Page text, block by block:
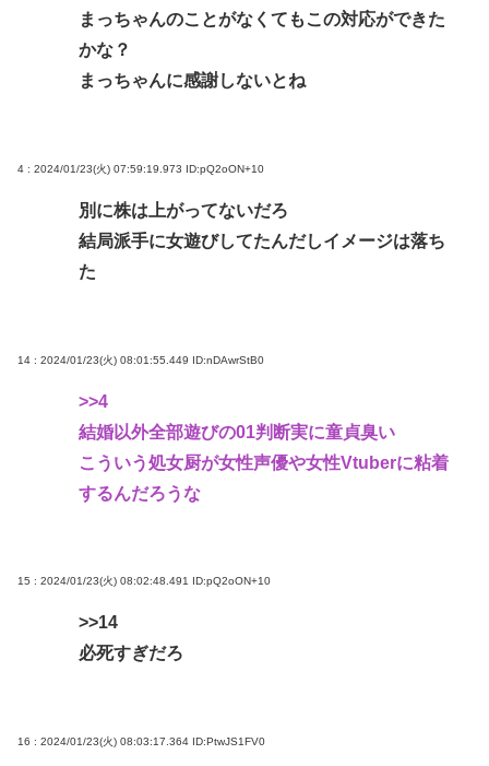
まっちゃんのことがなくてもこの対応ができた
かな？
まっちゃんに感謝しないとね
4 : 2024/01/23(火) 07:59:19.973 ID:pQ2oON+10
別に株は上がってないだろ
結局派手に女遊びしてたんだしイメージは落ち
た
14 : 2024/01/23(火) 08:01:55.449 ID:nDAwrStB0
>>4
結婚以外全部遊びの01判断実に童貞臭い
こういう処女厨が女性声優や女性Vtuberに粘着
するんだろうな
15 : 2024/01/23(火) 08:02:48.491 ID:pQ2oON+10
>>14
必死すぎだろ
16 : 2024/01/23(火) 08:03:17.364 ID:PtwJS1FV0